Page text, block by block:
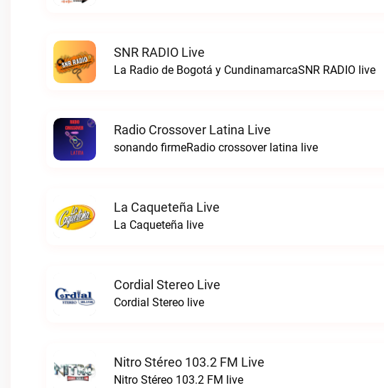
SNR RADIO Live
La Radio de Bogotá y CundinamarcaSNR RADIO live
Radio Crossover Latina Live
sonando firmeRadio crossover latina live
La Caqueteña Live
La Caqueteña live
Cordial Stereo Live
Cordial Stereo live
Nitro Stéreo 103.2 FM Live
Nitro Stéreo 103.2 FM live